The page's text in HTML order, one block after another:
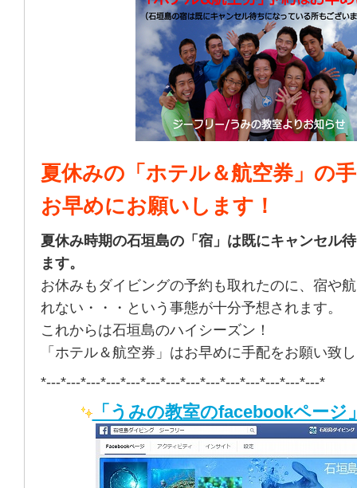
夏休みの「ホテル＆航空券」の
お早めにお願いします！
夏休み時期の石垣島の「宿」は既にキャンセル
ます。
お休みもダイビングの予約も取れたのに、宿や
れない・・・という事態が十分予想されます。
これからは石垣島のハイシーズン！
「ホテル＆航空券」はお早めに手配をお願い致
*---*---*---*---*---*---*---*---*---*---*---*---*---*---*
「うみの教室のfacebookページ